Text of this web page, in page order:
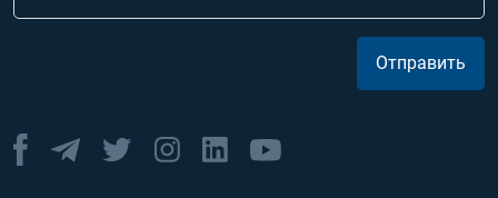
Отправить